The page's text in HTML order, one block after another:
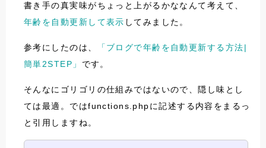
書き手の真実味がちょっと上がるかななんて考えて、
年齢を自動更新して表示 してみました。
参考にしたのは、
「ブログで年齢を自動更新する方法|
簡単2STEP」 です。
そんなにゴリゴリの仕組みではないので、隠し味とし
ては最適。ではfunctions.phpに記述する内容をまるっ
と引用しますね。